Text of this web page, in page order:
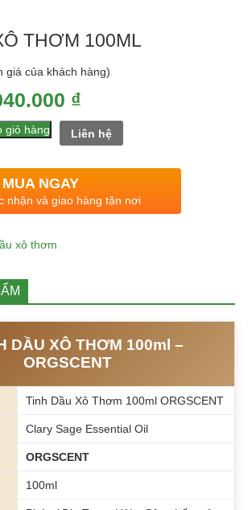
THƠM 100ML
giá của khách hàng)
₫.
₫
hiện
tại
1.040.000 ₫.
giỏ hàng Liên hệ
MUA NGAY
nhận và giao hàng tận nơi
xô thơm
DẦU XÔ THƠM 100ml –
ORGSCENT
Tinh Dầu Xô Thơm 100ml ORGSCENT
Clary Sage Essential Oil
ORGSCENT
100ml